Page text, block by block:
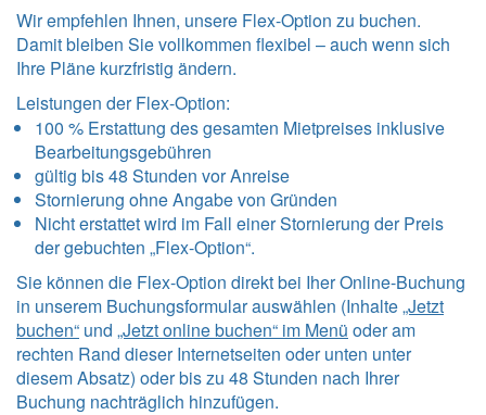
Wir empfehlen Ihnen, unsere Flex-Option zu buchen.
Damit bleiben Sie vollkommen flexibel – auch wenn sich
Ihre Pläne kurzfristig ändern.
Leistungen der Flex-Option:
100 % Erstattung des gesamten Mietpreises inklusive
Bearbeitungsgebühren
gültig bis 48 Stunden vor Anreise
Stornierung ohne Angabe von Gründen
Nicht erstattet wird im Fall einer Stornierung der Preis
der gebuchten „Flex-Option“.
Sie können die Flex-Option direkt bei Iher Online-Buchung
in unserem Buchungsformular auswählen (Inhalte„Jetzt
buchen“ und „Jetzt online buchen“ im Menü oder am
rechten Rand dieser Internetseiten oder unten unter
diesem Absatz) oder bis zu 48 Stunden nach Ihrer
Buchung nachträglich hinzufügen.